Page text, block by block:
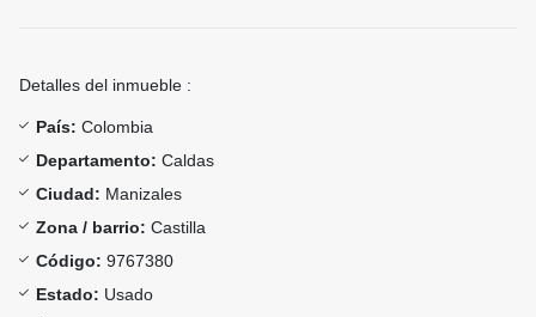
Detalles del inmueble :
País: Colombia
Departamento: Caldas
Ciudad: Manizales
Zona / barrio: Castilla
Código: 9767380
Estado: Usado